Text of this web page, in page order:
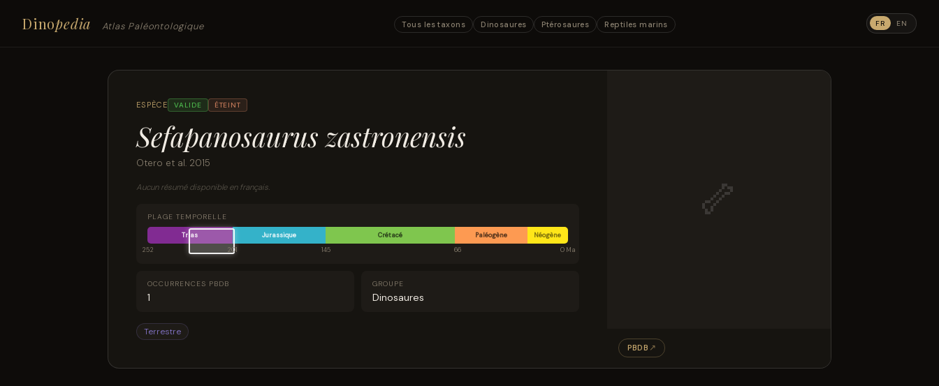
Dinopedia Atlas Paléontologique Tous les taxons Dinosaures Ptérosaures Reptiles marins FR EN
ESPÈCE VALIDE ÉTEINT
Sefapanosaurus zastronensis
Otero et al. 2015
Aucun résumé disponible en français.
PLAGE TEMPORELLE
Trias Jurassique Crétacé Paléogène
Néogène
252
201 145 66 0 Ma
OCCURRENCES PBDB
1
GROUPE
Dinosaures
Terrestre
🦴
PBDB ↗